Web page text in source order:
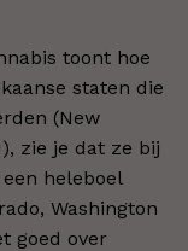
toont hoe
staten die
(New
zie je dat ze bij
heleboel
Washington
goed over